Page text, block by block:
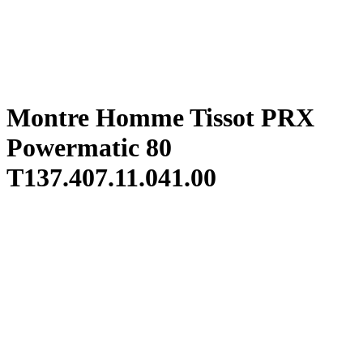
Montre Homme Tissot PRX
Powermatic 80
T137.407.11.041.00